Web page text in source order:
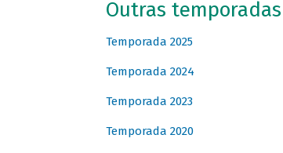
Outras temporadas
Temporada 2025
Temporada 2024
Temporada 2023
Temporada 2020